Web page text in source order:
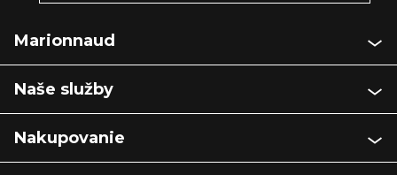
Marionnaud
Naše služby
Nakupovanie